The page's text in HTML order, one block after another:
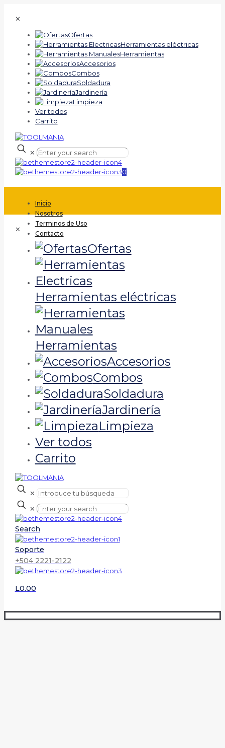
✕
Ofertas
Herramientas eléctricas
Herramientas
Accesorios
Combos
Soldadura
Jardinería
Limpieza
Ver todos
Carrito
✕
0
Inicio
Nosotros
Terminos de Uso
Contacto
✕
Ofertas
Herramientas eléctricas
Herramientas
Accesorios
Combos
Soldadura
Jardinería
Limpieza
Ver todos
Carrito
✕
✕
Search
Soporte
+504 2221-2122
L0.00